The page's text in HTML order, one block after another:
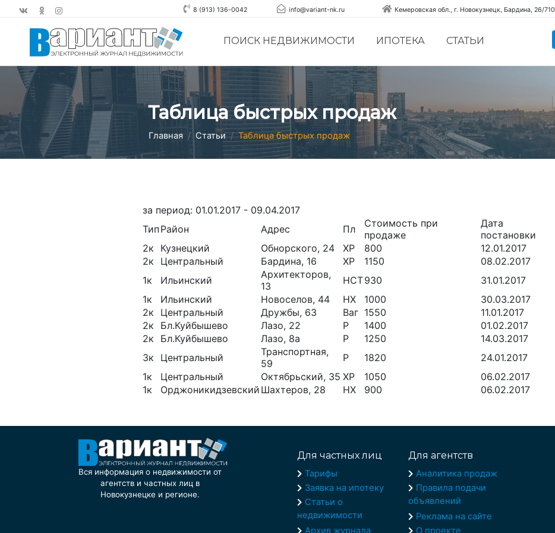
8 (913) 136-0042 info@variant-nk.ru Кемеровская обл., г. Новокузнецк, Бардина, 26/710
ПОИСК НЕДВИЖИМОСТИ ИПОТЕКА СТАТЬИ
Таблица быстрых продаж
Главная Статьи Таблица быстрых продаж
за период: 01.01.2017 - 09.04.2017
Тип Район Адрес Пл
Стоимость при
продаже
Дата
постановки
2к
Кузнецкий Обнорского, 24 ХР 800 12.01.2017
2к
Центральный Бардина, 16 ХР 1150 08.02.2017
1к
Ильинский
Архитекторов,
13
НСТ930 31.01.2017
1к
Ильинский Новоселов, 44 НХ 1000 30.03.2017
2к
Центральный Дружбы, 63 Ваг 1550 11.01.2017
2к
Бл.Куйбышево Лазо, 22 Р 1400 01.02.2017
2к
Бл.Куйбышево Лазо, 8а Р 1250 14.03.2017
3к
Центральный
Транспортная,
59
Р 1820 24.01.2017
1к
Центральный Октябрьский, 35 ХР 1050 06.02.2017
1к
Орджоникидзевский Шахтеров, 28 НХ 900 06.02.2017
Вся информация о недвижимости от
агентств и частных лиц в
Новокузнецке и регионе.
Для частных лиц
Тарифы
Заявка на ипотеку
Статьи о
недвижимости
Архив журнала
Для агентств
Аналитика продаж
Правила подачи
объявлений
Реклама на сайте
О проекте